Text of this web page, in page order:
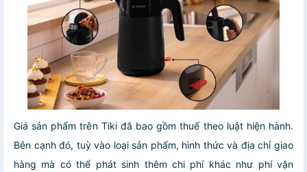
Giá sản phẩm trên Tiki đã bao gồm thuế theo luật hiện hành.
Bên cạnh đó, tuỳ vào loại sản phẩm, hình thức và địa chỉ giao
hàng mà có thể phát sinh thêm chi phí khác như phí vận